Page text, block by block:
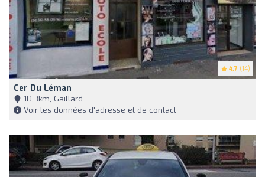
4.7 (14)
Cer Du Léman
10,3km, Gaillard
Voir les données d'adresse et de contact